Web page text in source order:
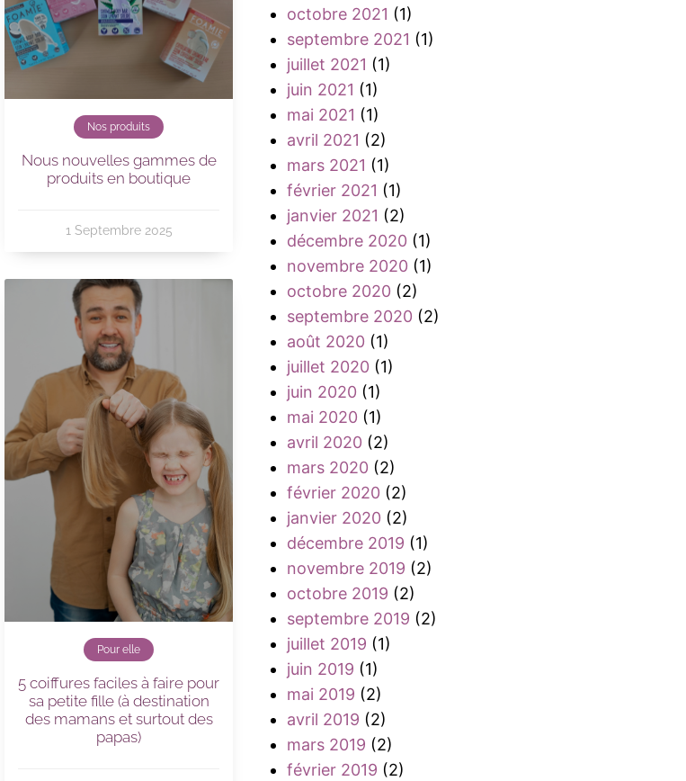
Nos produits
Nous nouvelles gammes de
produits en boutique
1 Septembre 2025
Pour elle
5 coiffures faciles à faire pour
sa petite fille (à destination
des mamans et surtout des
papas)
octobre 2021 (1)
septembre 2021 (1)
juillet 2021 (1)
juin 2021 (1)
mai 2021 (1)
avril 2021 (2)
mars 2021 (1)
février 2021 (1)
janvier 2021 (2)
décembre 2020 (1)
novembre 2020 (1)
octobre 2020 (2)
septembre 2020 (2)
août 2020 (1)
juillet 2020 (1)
juin 2020 (1)
mai 2020 (1)
avril 2020 (2)
mars 2020 (2)
février 2020 (2)
janvier 2020 (2)
décembre 2019 (1)
novembre 2019 (2)
octobre 2019 (2)
septembre 2019 (2)
juillet 2019 (1)
juin 2019 (1)
mai 2019 (2)
avril 2019 (2)
mars 2019 (2)
février 2019 (2)